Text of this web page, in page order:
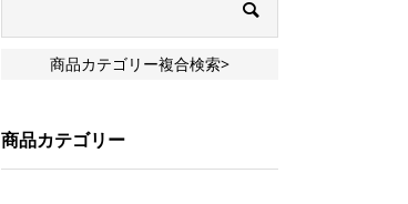
商品カテゴリー複合検索>
商品カテゴリー